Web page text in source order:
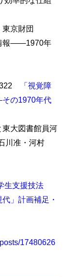
京財団
報――1970年
「視覚障
の1970年代
大図書館員河
川准・河村
生支援技法
」計画補足・
17480626